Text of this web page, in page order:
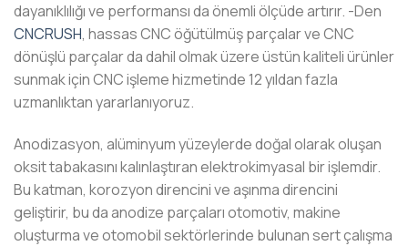
dayanıklılığı ve performansı da önemli ölçüde artırır. -Den
CNCRUSH, hassas CNC öğütülmüş parçalar ve CNC
dönüşlü parçalar da dahil olmak üzere üstün kaliteli ürünler
sunmak için CNC işleme hizmetinde 12 yıldan fazla
uzmanlıktan yararlanıyoruz.
Anodizasyon, alüminyum yüzeylerde doğal olarak oluşan
oksit tabakasını kalınlaştıran elektrokimyasal bir işlemdir.
Bu katman, korozyon direncini ve aşınma direncini
geliştirir, bu da anodize parçaları otomotiv, makine
oluşturma ve otomobil sektörlerinde bulunan sert çalışma